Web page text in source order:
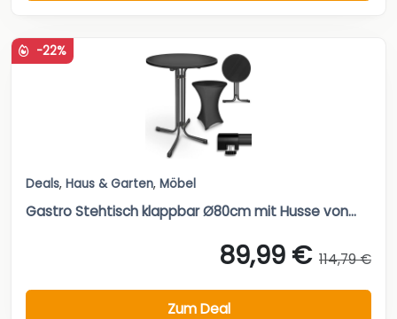
-22%
Deals, Haus & Garten, Möbel
Gastro Stehtisch klappbar Ø80cm mit Husse von...
89,99 € 114,79 €
Zum Deal